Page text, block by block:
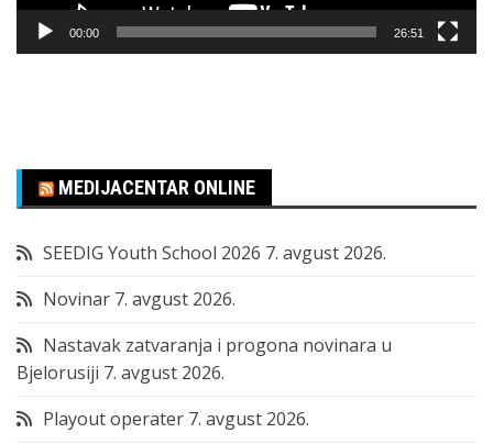
00:00 26:51
MEDIJACENTAR ONLINE
SEEDIG Youth School 2026 7. avgust 2026.
Novinar 7. avgust 2026.
Nastavak zatvaranja i progona novinara u
Bjelorusiji 7. avgust 2026.
Playout operater 7. avgust 2026.